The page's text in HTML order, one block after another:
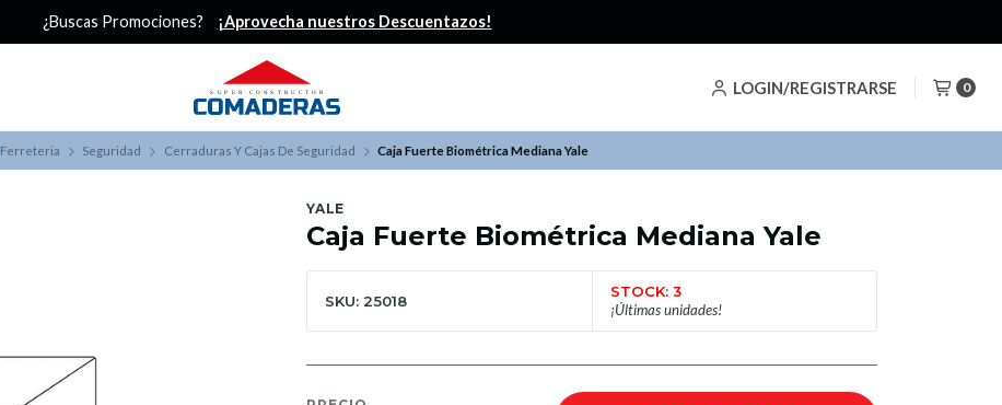
LOGIN/REGISTRARSE 0
¿Buscas Promociones? ¡Aprovecha nuestros Descuentazos!
Ferreteria Seguridad Cerraduras Y Cajas De Seguridad Caja Fuerte Biométrica Mediana Yale
YALE
Caja Fuerte Biométrica Mediana Yale
SKU: 25018
STOCK: 3
¡Últimas unidades!